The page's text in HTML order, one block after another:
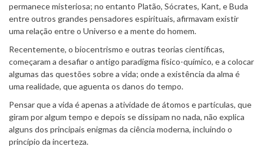
permanece misteriosa; no entanto Platão, Sócrates, Kant, e Buda
entre outros grandes pensadores espirituais, afirmavam existir
uma relação entre o Universo e a mente do homem.
Recentemente, o biocentrismo e outras teorias científicas,
começaram a desafiar o antigo paradigma físico-químico, e a colocar
algumas das questões sobre a vida; onde a existência da alma é
uma realidade, que aguenta os danos do tempo.
Pensar que a vida é apenas a atividade de átomos e partículas, que
giram por algum tempo e depois se dissipam no nada, não explica
alguns dos principais enigmas da ciência moderna, incluindo o
princípio da incerteza.